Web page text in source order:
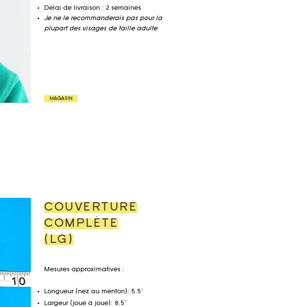
Délai de livraison : 2 semaines
Je ne le recommanderais pas pour la
plupart des visages de taille adulte
MAGASIN
COUVERTURE
COMPLÈTE
(LG)
Mesures approximatives :
Longueur (nez au menton): 5.5"
Largeur (joue à joue): 8.5"